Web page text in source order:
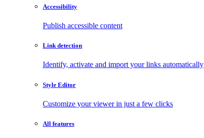
Accessibility
Publish accessible content
Link detection
Identify, activate and import your links automatically
Style Editor
Customize your viewer in just a few clicks
All features